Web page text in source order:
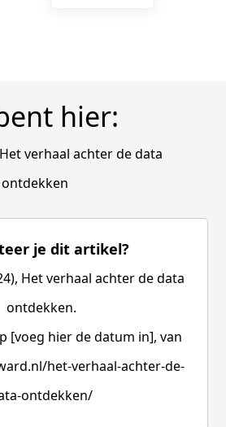
hier:
verhaal achter de data
ontdekken
je dit artikel?
Het verhaal achter de data
ontdekken.
[voeg hier de datum in], van
het-verhaal-achter-de-
ontdekken/